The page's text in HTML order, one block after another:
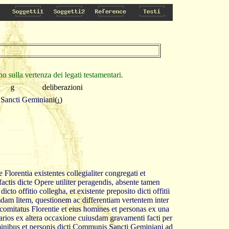
sulla vertenza dei legati testamentari.
g
deliberazioni
Geminiani(1)
existentes collegialiter congregati et
dicte Opere utiliter peragendis, absente tamen
offitio collegha, et existente preposito dicti offitii
litem, questionem ac differentiam vertentem inter
Florentie et eius homines et personas ex una
ex altera occaxione cuiusdam gravamenti facti per
et personis dicti Communis Sancti Geminiani ad